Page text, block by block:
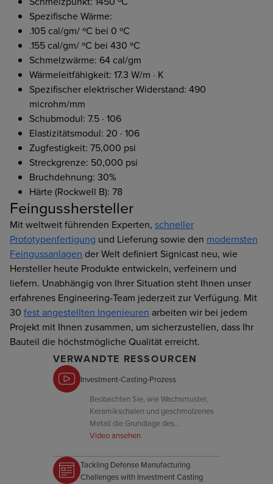
Spezifische Wärme:
.105 cal/gm/ ºC bei 0 ºC
.155 cal/gm/ ºC bei 430 ºC
Schmelzwärme: 64 cal/gm
Wärmeleitfähigkeit: 17.3 W/m · K
Spezifischer elektrischer Widerstand: 490
microhm/mm
Schubmodul: 7.5 · 106
Elastizitätsmodul: 20 · 106
Zugfestigkeit: 75,000 psi
Streckgrenze: 50,000 psi
Bruchdehnung: 30%
Härte (Rockwell B): 78
Feingusshersteller
Mit weltweit führenden Experten, schneller
Prototypenfertigung und Lieferung sowie den modernsten
Feingussanlagen der Welt definiert Signicast neu, wie
Hersteller heute Produkte entwickeln, verfeinern und
liefern. Unabhängig von Ihrer Situation steht Ihnen unser
erfahrenes Engineering-Team jederzeit zur Verfügung. Mit
30 fest angestellten Ingenieuren arbeiten wir bei jedem
Projekt mit Ihnen zusammen, um sicherzustellen, dass Ihr
Bauteil die höchstmögliche Qualität erreicht.
VERWANDTE RESSOURCEN
Investment-Casting-Prozess
Beobachten Sie, wie Wachsmuster,
Keramikschalen und geschmolzenes
Metall die Grundlage des
Investitionsgusses bilden –
Video ansehen
Tackling Defense Manufacturing
Challenges with Investment Casting